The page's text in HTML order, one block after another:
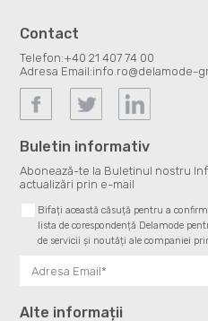
Contact
Telefon:+40 21 407 74 00
Adresa Email:info.ro@delamode-
Buletin informativ
Abonează-te la Buletinul nostru
actualizări prin e-mail
Bifați această căsuță pentru a
lista de corespondență Delamode
de servicii și noutăți ale companiei
Alte informații